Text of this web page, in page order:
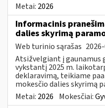
Metai: 2026
Informacinis
dalies skyrimą
Web turinio sąrašas
Atsižvelgiant į gaunamus
vykstantį 2025 m.
deklaravimą, teikiame
mokesčio dalies skyrimą
Metai: 2026 Mokesčiai: